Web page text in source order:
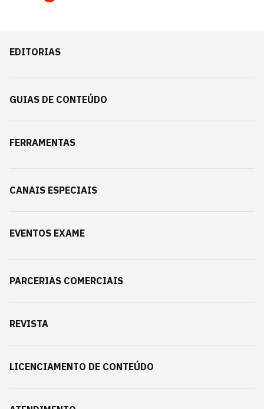
EDITORIAS
GUIAS DE CONTEÚDO
FERRAMENTAS
CANAIS ESPECIAIS
EVENTOS EXAME
PARCERIAS COMERCIAIS
REVISTA
LICENCIAMENTO DE CONTEÚDO